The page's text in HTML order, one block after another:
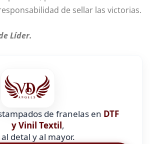
de sellar las victorias.
Líder.
de franelas en DTF
y Vinil Textil,
al detal y al mayor.